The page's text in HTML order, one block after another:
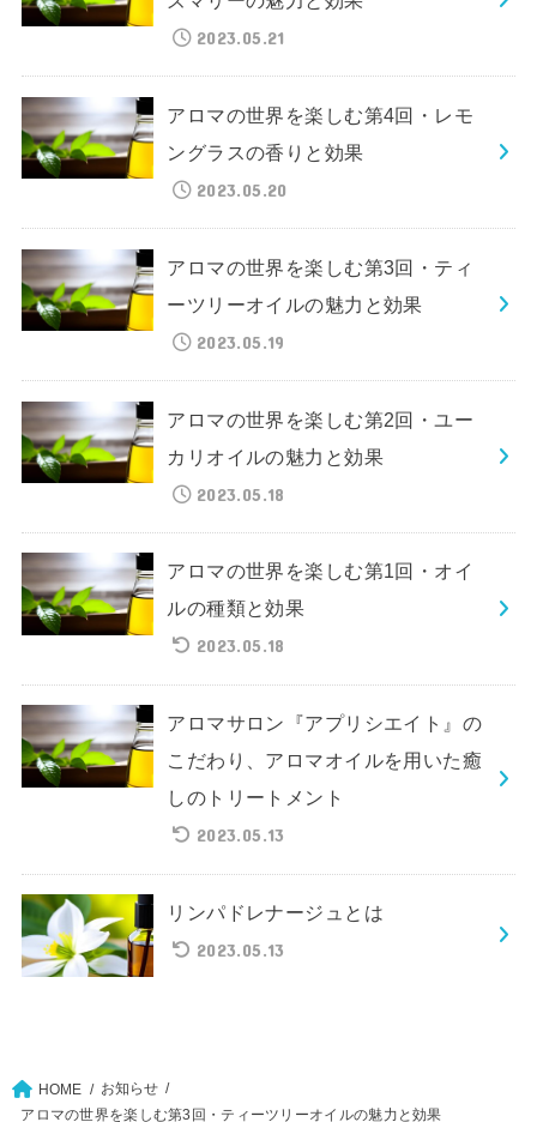
2023.05.21
アロマの世界を楽しむ第4回・レモ
ングラスの香りと効果
2023.05.20
アロマの世界を楽しむ第3回・ティ
ーツリーオイルの魅力と効果
2023.05.19
アロマの世界を楽しむ第2回・ユー
カリオイルの魅力と効果
2023.05.18
アロマの世界を楽しむ第1回・オイ
ルの種類と効果
2023.05.18
アロマサロン『アプリシエイト』の
こだわり、アロマオイルを用いた癒
しのトリートメント
2023.05.13
リンパドレナージュとは
2023.05.13
HOME
お知らせ
アロマの世界を楽しむ第3回・ティーツリーオイルの魅力と効果